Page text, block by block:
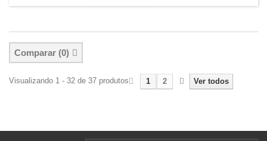
Comparar (0)
Visualizando 1 - 32 de 37 produtos Ver todos
1 2